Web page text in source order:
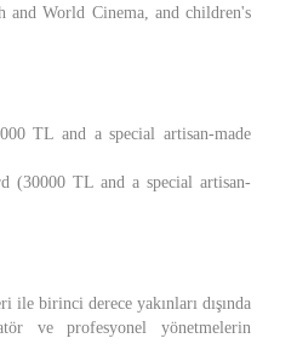
and World Cinema, and children's
TL and a special artisan-made
(30000 TL and a special artisan-
ile birinci derece yakınları dışında
ve profesyonel yönetmelerin